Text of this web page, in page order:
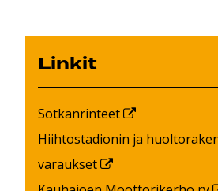
Linkit
Sotkanrinteet
Hiihtostadionin ja
varaukset